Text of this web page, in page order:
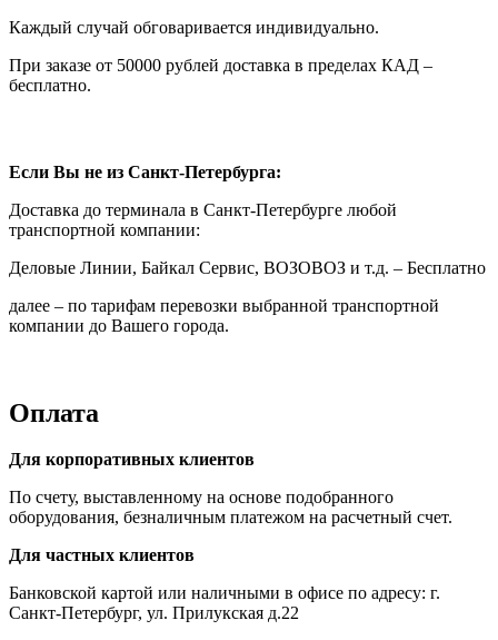
Каждый случай обговаривается индивидуально.
При заказе от 50000 рублей доставка в пределах КАД –
бесплатно.
Если Вы не из Санкт-Петербурга:
Доставка до терминала в Санкт-Петербурге любой
транспортной компании:
Деловые Линии, Байкал Сервис, ВОЗОВОЗ и т.д. – Бесплатно
далее – по тарифам перевозки выбранной транспортной
компании до Вашего города.
Оплата
Для корпоративных клиентов
По счету, выставленному на основе подобранного
оборудования, безналичным платежом на расчетный счет.
Для частных клиентов
Банковской картой или наличными в офисе по адресу: г.
Санкт-Петербург, ул. Прилукская д.22